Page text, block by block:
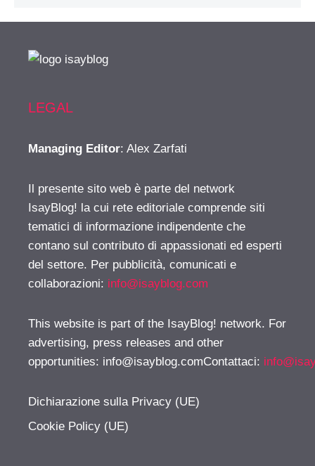
LEGAL
Managing Editor: Alex Zarfati
Il presente sito web è parte del network
IsayBlog! la cui rete editoriale comprende siti
tematici di informazione indipendente che
contano sul contributo di appassionati ed esperti
del settore. Per pubblicità, comunicati e
collaborazioni: info@isayblog.com
This website is part of the IsayBlog! network. For
advertising, press releases and other
opportunities: info@isayblog.comContattaci:
Dichiarazione sulla Privacy (UE)
Cookie Policy (UE)